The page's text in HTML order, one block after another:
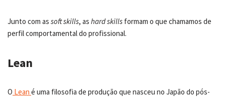
Junto com as soft skills, as hard skills formam o que chamamos de
perfil comportamental do profissional.
Lean
O Lean é uma filosofia de produção que nasceu no Japão do pós-